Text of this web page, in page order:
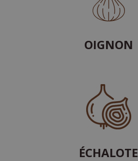
OIGNON
ÉCHALOTE